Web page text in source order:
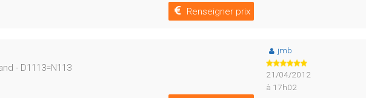
Renseigner prix
- D1113=N113
jmb
21/04/2012
à 17h02